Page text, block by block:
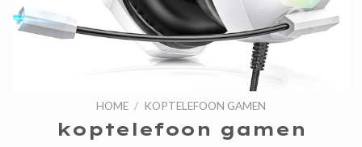
HOME / KOPTELEFOON GAMEN
koptelefoon gamen